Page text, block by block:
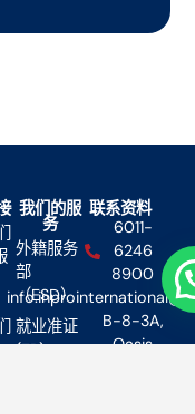
我们的服
务
外籍服务
部
（ESD）
就业准证
(EP)
联系资料
6011-
6246
8900
B-8-3A,
Oasis